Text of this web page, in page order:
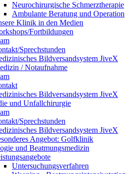
Neurochirurgische Schmerztherapie
Ambulante Beratung und Operation
Klinik in den Medien
Fortbildungen
Sprechstunden
Bildversandsystem JiveX
/ Notaufnahme
Bildversandsystem JiveX
und Unfallchirurgie
Sprechstunden
Bildversandsystem JiveX
Angebot: Golfklinik
und Beatmungsmedizin
Untersuchungsverfahren